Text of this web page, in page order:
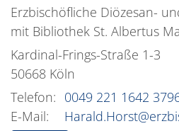
Erzbischöfliche Diözesan-
mit Bibliothek St. Albertus
Kardinal-Frings-Straße 1-3
50668 Köln
Telefon: 0049 221 1642
E-Mail: